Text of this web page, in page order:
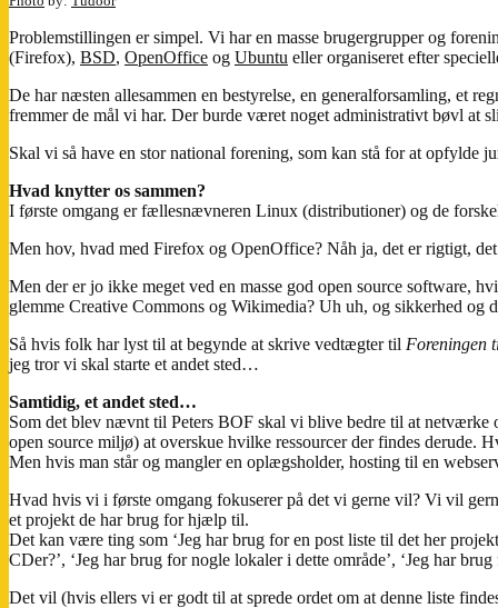
Problemstillingen er simpel. Vi har en masse brugergrupper og
(Firefox), BSD, OpenOffice og Ubuntu eller organiseret efter
De har næsten allesammen en bestyrelse, en generalforsamling, et
fremmer de mål vi har. Der burde været noget administrativt bøvl at
Skal vi så have en stor national forening, som kan stå for at opfylde
Hvad knytter os sammen?
I første omgang er fællesnævneren Linux (distributioner) og de
Men hov, hvad med Firefox og OpenOffice? Nåh ja, det er rigtigt,
Men der er jo ikke meget ved en masse god open source software,
glemme Creative Commons og Wikimedia? Uh uh, og sikkerhed
Så hvis folk har lyst til at begynde at skrive vedtægter til Foreningen
jeg tror vi skal starte et andet sted…
Samtidig, et andet sted…
Som det blev nævnt til Peters BOF skal vi blive bedre til at netværke
open source miljø) at overskue hvilke ressourcer der findes derude.
Men hvis man står og mangler en oplægsholder, hosting til en
Hvad hvis vi i første omgang fokuserer på det vi gerne vil? Vi vil
et projekt de har brug for hjælp til.
Det kan være ting som ‘Jeg har brug for en post liste til det her
CDer?’, ‘Jeg har brug for nogle lokaler i dette område’, ‘Jeg har
Det vil (hvis ellers vi er godt til at sprede ordet om at denne liste